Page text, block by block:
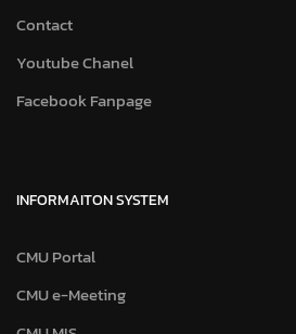
Contact
Youtube Chanel
Facebook Fanpage
INFORMAITON SYSTEM
CMU Portal
CMU e-Meeting